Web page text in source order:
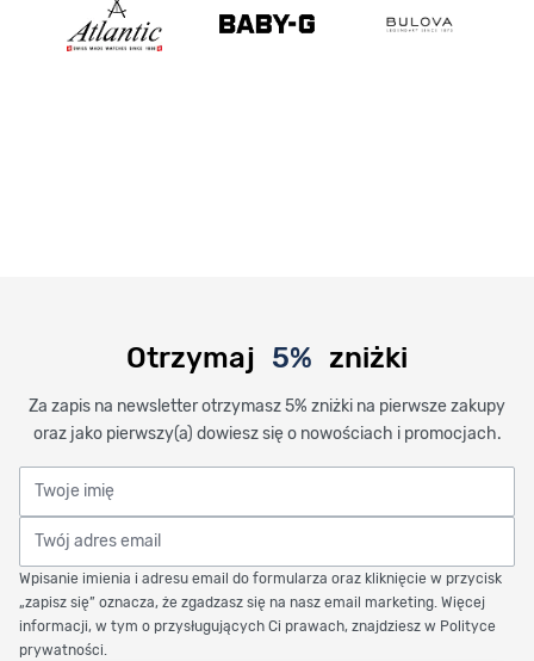
Otrzymaj 5% zniżki
Za zapis na newsletter otrzymasz 5% zniżki na pierwsze zakupy
oraz jako pierwszy(a) dowiesz się o nowościach i promocjach.
Twoje imię
Twój adres email
Wpisanie imienia i adresu email do formularza oraz kliknięcie w przycisk
„zapisz się” oznacza, że zgadzasz się na nasz email marketing. Więcej
informacji, w tym o przysługujących Ci prawach, znajdziesz w Polityce
prywatności.